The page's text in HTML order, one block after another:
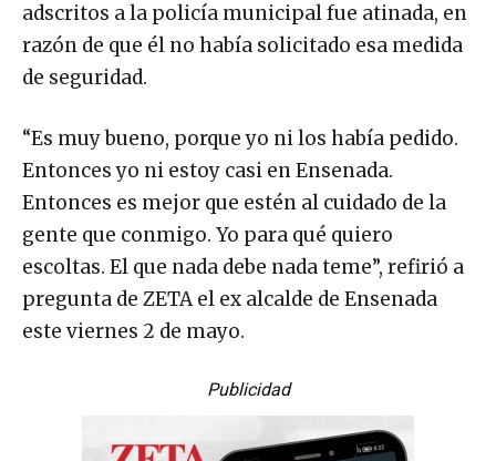
adscritos a la policía municipal fue atinada, en
razón de que él no había solicitado esa medida
de seguridad.
“Es muy bueno, porque yo ni los había pedido.
Entonces yo ni estoy casi en Ensenada.
Entonces es mejor que estén al cuidado de la
gente que conmigo. Yo para qué quiero
escoltas. El que nada debe nada teme”, refirió a
pregunta de ZETA el ex alcalde de Ensenada
este viernes 2 de mayo.
Publicidad